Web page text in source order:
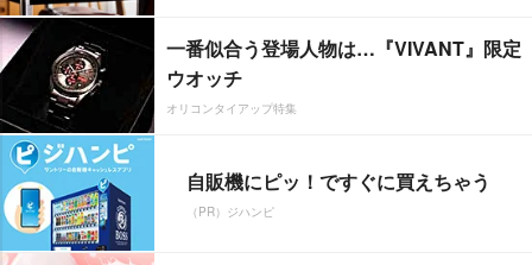
一番似合う登場人物は…『VIVANT』限定
ウオッチ
オリコンタイアップ特集
自販機にピッ！ですぐに買えちゃう
（PR）ジハンピ